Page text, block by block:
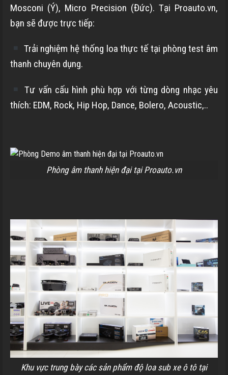
Mosconi (Ý), Micro Precision (Đức). Tại Proauto.vn,
bạn sẽ được trực tiếp:
Trải nghiệm hệ thống loa thực tế tại phòng test âm
thanh chuyên dụng.
Tư vấn cấu hình phù hợp với từng dòng nhạc yêu
thích: EDM, Rock, Hip Hop, Dance, Bolero, Acoustic,..
Phòng âm thanh hiện đại tại Proauto.vn
Khu vực trung bày các sản phẩm độ loa sub xe ô tô tại